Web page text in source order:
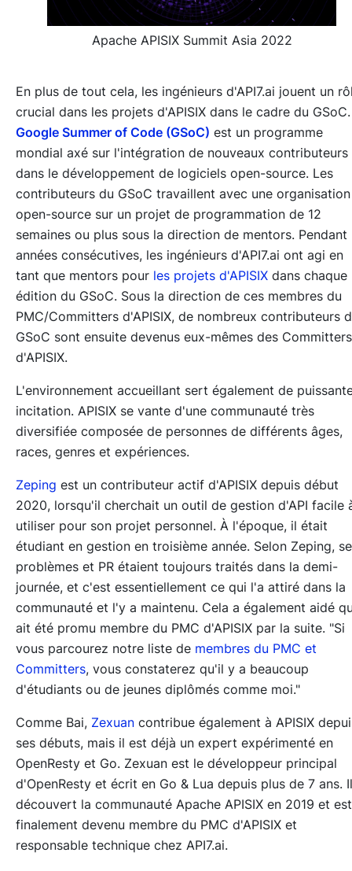
Apache APISIX Summit Asia 2022
En plus de tout cela, les ingénieurs d'API7.ai jouent un
crucial dans les projets d'APISIX dans le cadre du GSoC.
Google Summer of Code (GSoC) est un programme
mondial axé sur l'intégration de nouveaux contributeurs
dans le développement de logiciels open-source. Les
contributeurs du GSoC travaillent avec une organisation
open-source sur un projet de programmation de 12
semaines ou plus sous la direction de mentors. Pendant
années consécutives, les ingénieurs d'API7.ai ont agi en
tant que mentors pour les projets d'APISIX dans chaque
édition du GSoC. Sous la direction de ces membres du
PMC/Committers d'APISIX, de nombreux contributeurs
GSoC sont ensuite devenus eux-mêmes des Committers
d'APISIX.
L'environnement accueillant sert également de
incitation. APISIX se vante d'une communauté très
diversifiée composée de personnes de différents âges,
races, genres et expériences.
Zeping est un contributeur actif d'APISIX depuis début
2020, lorsqu'il cherchait un outil de gestion d'API facile
utiliser pour son projet personnel. À l'époque, il était
étudiant en gestion en troisième année. Selon Zeping,
problèmes et PR étaient toujours traités dans la demi-
journée, et c'est essentiellement ce qui l'a attiré dans la
communauté et l'y a maintenu. Cela a également aidé
ait été promu membre du PMC d'APISIX par la suite. "Si
vous parcourez notre liste de membres du PMC et
Committers, vous constaterez qu'il y a beaucoup
d'étudiants ou de jeunes diplômés comme moi."
Comme Bai, Zexuan contribue également à APISIX
ses débuts, mais il est déjà un expert expérimenté en
OpenResty et Go. Zexuan est le développeur principal
d'OpenResty et écrit en Go & Lua depuis plus de 7 ans.
découvert la communauté Apache APISIX en 2019 et est
finalement devenu membre du PMC d'APISIX et
responsable technique chez API7.ai.